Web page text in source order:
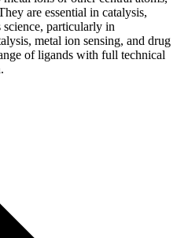
are essential in catalysis,
particularly in
metal ion sensing, and drug
of ligands with full technical